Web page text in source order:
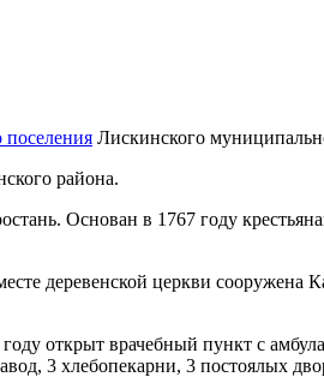
поселения Лискинского
района.
Основан в 1767 году
деревенской церкви сооружена
открыт врачебный пункт с
3 хлебопекарни, 3 постоялых